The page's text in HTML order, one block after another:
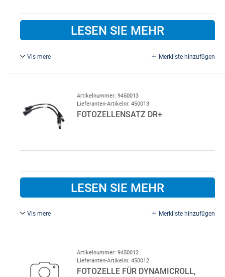
LESEN SIE MEHR
Vis mere Merkliste hinzufügen
Artikelnummer: 9450013
Lieferanten-Artikelnr. 450013
FOTOZELLENSATZ DR+
LESEN SIE MEHR
Vis mere Merkliste hinzufügen
Kurzes Kabel mit Stecker.
Artikelnummer: 9450012
Lieferanten-Artikelnr. 450012
FOTOZELLE FÜR DYNAMICROLL,